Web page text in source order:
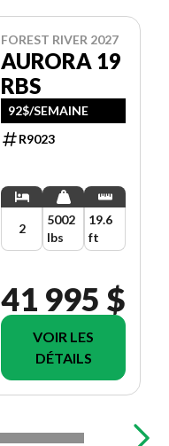
FOREST RIVER 2027
AURORA 19
RBS
92$/SEMAINE
R9023
2
5002
lbs
19.6
ft
41 995 $
VOIR LES
DÉTAILS